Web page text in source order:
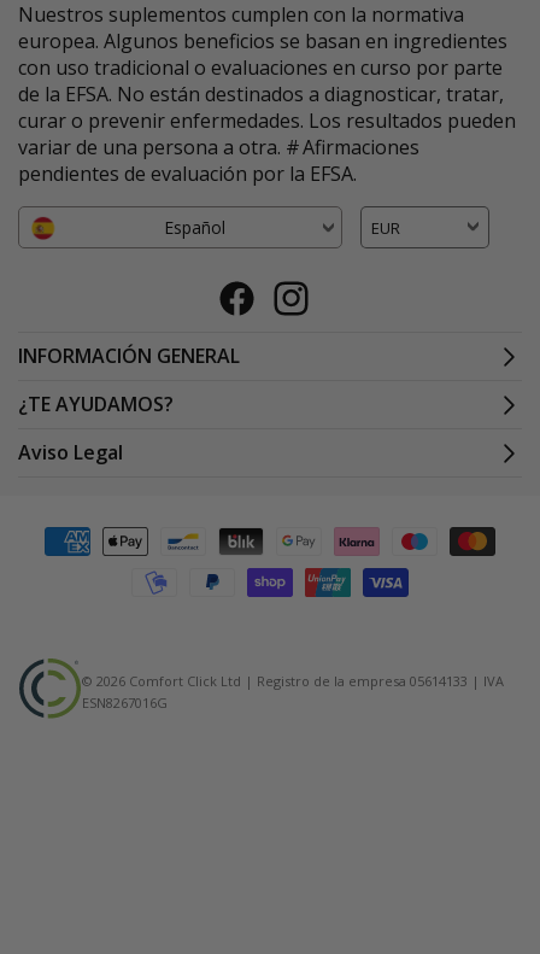
Nuestros suplementos cumplen con la normativa
europea. Algunos beneficios se basan en ingredientes
con uso tradicional o evaluaciones en curso por parte
de la EFSA. No están destinados a diagnosticar, tratar,
curar o prevenir enfermedades. Los resultados pueden
variar de una persona a otra. # Afirmaciones
pendientes de evaluación por la EFSA.
Español EUR
FacebookInstagram
INFORMACIÓN GENERAL
¿TE AYUDAMOS?
Aviso Legal
© 2026 Comfort Click Ltd | Registro de la empresa 05614133 | IVA
ESN8267016G
Formas